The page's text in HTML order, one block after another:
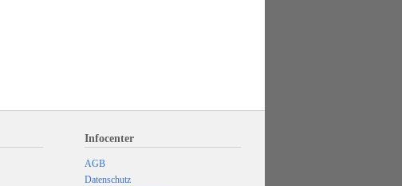
Infocenter
AGB
Datenschutz